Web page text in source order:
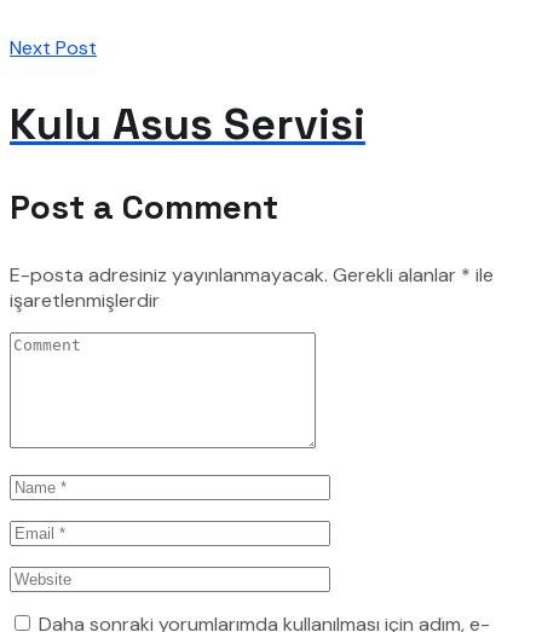
Next Post
Kulu Asus Servisi
Post a Comment
E-posta adresiniz yayınlanmayacak. Gerekli alanlar * ile
işaretlenmişlerdir
Daha sonraki yorumlarımda kullanılması için adım, e-